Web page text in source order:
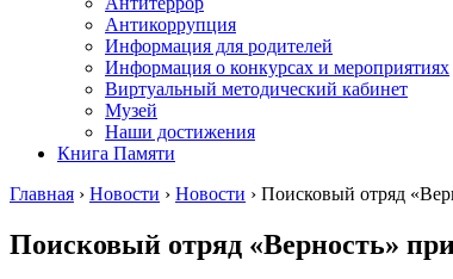
Антикоррупция
Информация для родителей
Информация о конкурсах и мероприятиях
Виртуальный методический кабинет
Музей
Наши достижения
Книга Памяти
Главная › Новости › Новости › Поисковый отряд
Поисковый отряд «Верность»